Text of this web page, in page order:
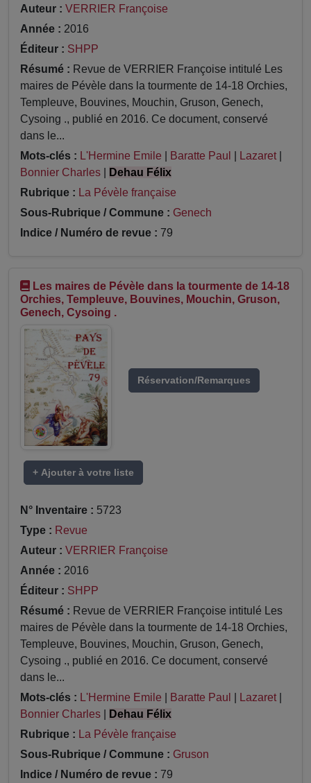
Auteur : VERRIER Françoise
Année : 2016
Éditeur : SHPP
Résumé : Revue de VERRIER Françoise intitulé Les
maires de Pévèle dans la tourmente de 14-18 Orchies,
Templeuve, Bouvines, Mouchin, Gruson, Genech,
Cysoing ., publié en 2016. Ce document, conservé
dans le...
Mots-clés : L'Hermine Emile Baratte Paul Lazaret
Bonnier Charles
Dehau Félix
Rubrique : La Pévèle française
Sous-Rubrique / Commune : Genech
Indice / Numéro de revue : 79
Les maires de Pévèle dans la tourmente de 14-18
Orchies, Templeuve, Bouvines, Mouchin, Gruson,
Genech, Cysoing .
Réservation/Remarques
+ Ajouter à votre liste
N° Inventaire : 5723
Type : Revue
Auteur : VERRIER Françoise
Année : 2016
Éditeur : SHPP
Résumé : Revue de VERRIER Françoise intitulé Les
maires de Pévèle dans la tourmente de 14-18 Orchies,
Templeuve, Bouvines, Mouchin, Gruson, Genech,
Cysoing ., publié en 2016. Ce document, conservé
dans le...
Mots-clés : L'Hermine Emile Baratte Paul Lazaret
Bonnier Charles
Dehau Félix
Rubrique : La Pévèle française
Sous-Rubrique / Commune : Gruson
Indice / Numéro de revue : 79